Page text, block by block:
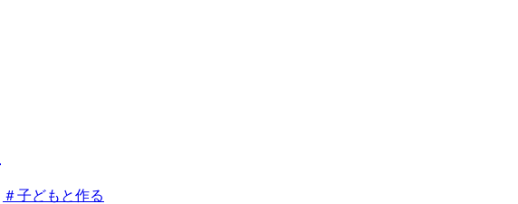
＃子どもと作る